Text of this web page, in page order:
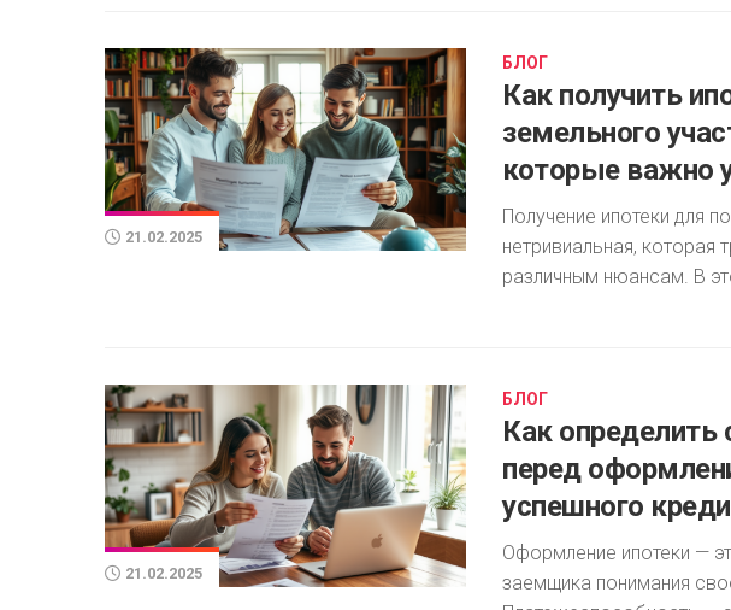
21.02.2025
БЛОГ
Как получить
земельного
которые важно
Получение ипотеки для
нетривиальная, которая
различным нюансам. В
21.02.2025
БЛОГ
Как
перед
успешного
Оформление ипотеки —
заемщика понимания